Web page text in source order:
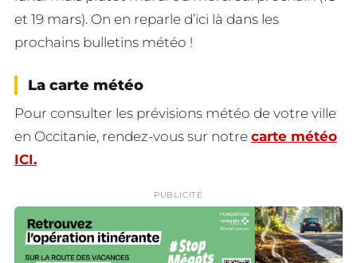
et 19 mars). On en reparle d’ici là dans les
prochains bulletins météo !
La carte météo
Pour consulter les prévisions météo de votre ville
en Occitanie, rendez-vous sur notre carte météo
ICI.
PUBLICITÉ